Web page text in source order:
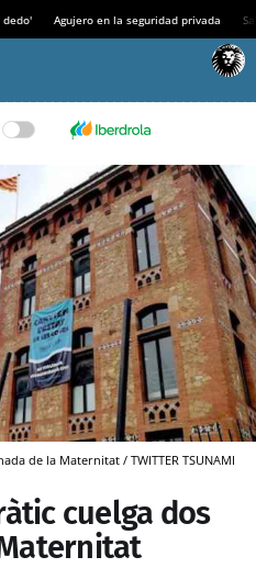
dedo' Agujero en la seguridad privada
de la Maternitat / TWITTER TSUNAMI
cuelga dos